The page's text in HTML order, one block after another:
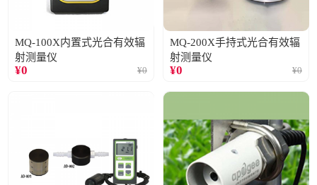
MQ-100X内置式光合有效辐
射测量仪
¥0 ¥0
MQ-200X手持式光合有效辐
射测量仪
¥0 ¥0